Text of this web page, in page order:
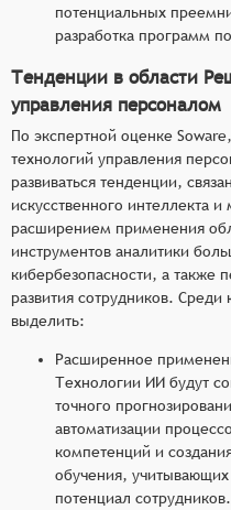
потенциальных
разработка программ
Тенденции в области
управления персоналом
По экспертной оценке
технологий управления
развиваться тенденции,
искусственного интеллекта
расширением применения
инструментов аналитики
кибербезопасности, а также
развития сотрудников.
выделить:
Расширенное
Технологии ИИ будут
точного
автоматизации
компетенций и
обучения,
потенциал сотрудников.